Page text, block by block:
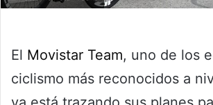
El Movistar Team, uno de los
ciclismo más reconocidos a